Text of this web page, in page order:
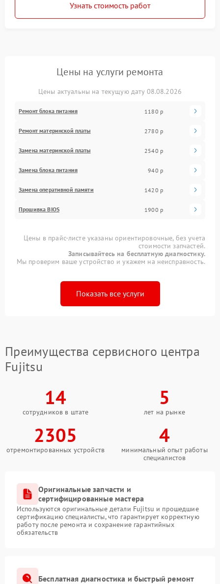
Узнать стоимость работ
Цены на услуги ремонта
Цены актуальны на текущую дату 08.08.2026
Ремонт блока питания 1180 р
Ремонт материнской платы 2780 р
Замена материнской платы 2540 р
Замена блока питания 940 р
Замена оперативной памяти 1420 р
Прошивка BIOS 1900 р
Цены в прайс-листе указаны ориентировочные, без учета
стоимости запчастей.
Записывайтесь на бесплатную диагностику.
Мы проверим ваше устройство и укажем на неисправность.
Показать все услуги
Преимущества сервисного центра
Fujitsu
14
сотрудников в штате
5
лет на рынке
2305
отремонтированных устройств
4
минимальный опыт работы
специалистов
Оригинальные запчасти и
сертифицированные мастера
Используются оригинальные детали Fujitsu и прошедшие
сертификацию специалисты, что гарантирует корректную
работу после ремонта и сохранение гарантийных
обязательств
Бесплатная диагностика и быстрый ремонт